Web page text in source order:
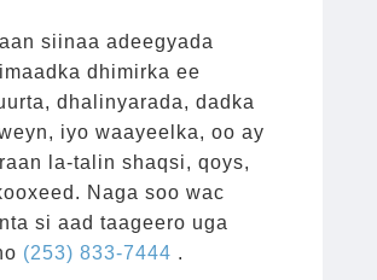
siinaa adeegyada
dhimirka ee
dhalinyarada, dadka
iyo waayeelka, oo ay
la-talin shaqsi, qoys,
Naga soo wac
si aad taageero uga
(253) 833-7444 .